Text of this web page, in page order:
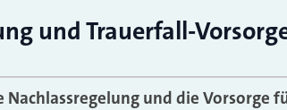
und Trauerfall-
Nachlassregelung und die Vorsorge